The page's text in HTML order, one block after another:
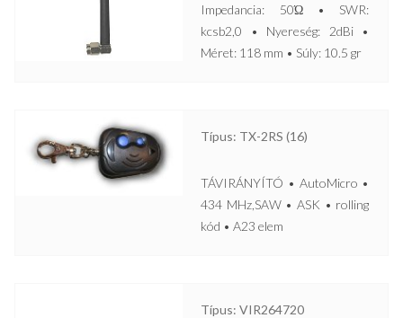
Impedancia: 50Ώ • SWR:
kcsb2,0 • Nyereség: 2dBi •
Méret: 118 mm • Súly: 10.5 gr
Típus: TX-2RS (16)
TÁVIRÁNYÍTÓ • AutoMicro •
434 MHz,SAW • ASK • rolling
kód • A23 elem
Típus: VIR264720